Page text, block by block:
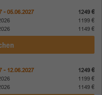
- 05.06.2027
1249 €
1199 €
1149 €
- 12.06.2027
1249 €
1199 €
1149 €